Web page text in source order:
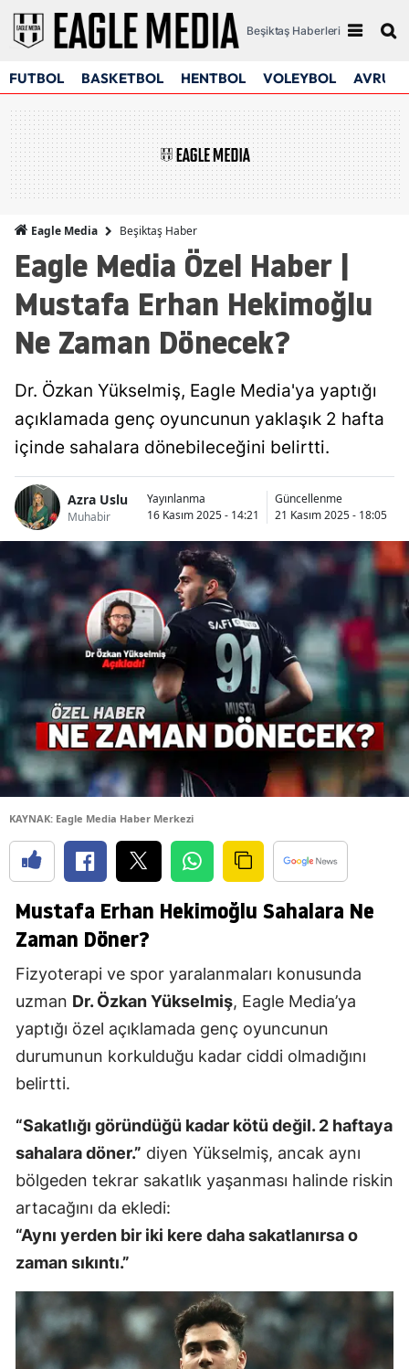
Beşiktaş Haberleri
FUTBOL BASKETBOL HENTBOL VOLEYBOL
Eagle Media Beşiktaş Haber
Eagle Media Özel Haber |
Mustafa Erhan Hekimoğlu
Ne Zaman Dönecek?
Dr. Özkan Yükselmiş, Eagle Media'ya yaptığı
açıklamada genç oyuncunun yaklaşık 2 hafta
içinde sahalara dönebileceğini belirtti.
Azra Uslu
Muhabir
Yayınlanma
16 Kasım 2025 - 14:21
Güncellenme
21 Kasım 2025 - 18:05
KAYNAK: Eagle Media Haber Merkezi
Mustafa Erhan Hekimoğlu Sahalara Ne
Zaman Döner?
Fizyoterapi ve spor yaralanmaları konusunda
uzman Dr. Özkan Yükselmiş, Eagle Media’ya
yaptığı özel açıklamada genç oyuncunun
durumunun korkulduğu kadar ciddi olmadığını
belirtti.
“Sakatlığı göründüğü kadar kötü değil. 2 haftaya
sahalara döner.” diyen Yükselmiş, ancak aynı
bölgeden tekrar sakatlık yaşanması halinde riskin
artacağını da ekledi:
“Aynı yerden bir iki kere daha sakatlanırsa o
zaman sıkıntı.”